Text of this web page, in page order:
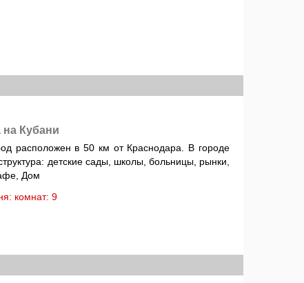
Кубани
расположен в 50 км от Краснодара. В городе
детские сады, школы, больницы, рынки,
Дом
комнат: 9